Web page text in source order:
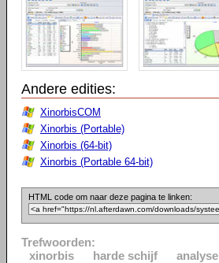
Andere edities:
XinorbisCOM
Xinorbis (Portable)
Xinorbis (64-bit)
Xinorbis (Portable 64-bit)
HTML code om naar deze pagina te linken:
Trefwoorden:
xinorbis
harde schijf analyse